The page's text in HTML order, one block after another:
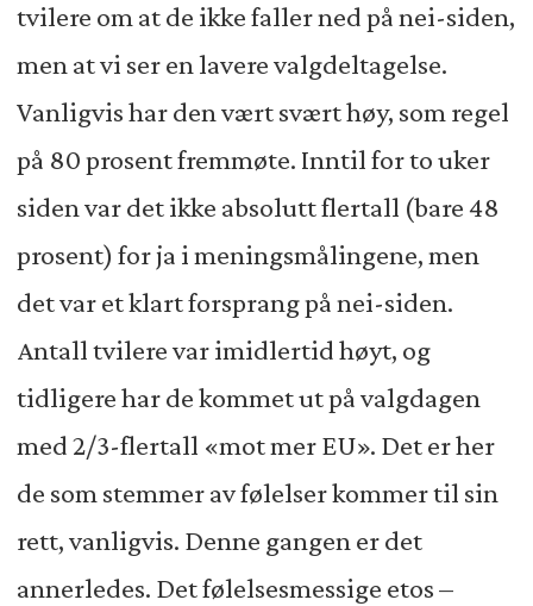
tvilere om at de ikke faller ned på nei-siden,
men at vi ser en lavere valgdeltagelse.
Vanligvis har den vært svært høy, som regel
på 80 prosent fremmøte. Inntil for to uker
siden var det ikke absolutt flertall (bare 48
prosent) for ja i meningsmålingene, men
det var et klart forsprang på nei-siden.
Antall tvilere var imidlertid høyt, og
tidligere har de kommet ut på valgdagen
med 2/3-flertall «mot mer EU». Det er her
de som stemmer av følelser kommer til sin
rett, vanligvis. Denne gangen er det
annerledes. Det følelsesmessige etos –